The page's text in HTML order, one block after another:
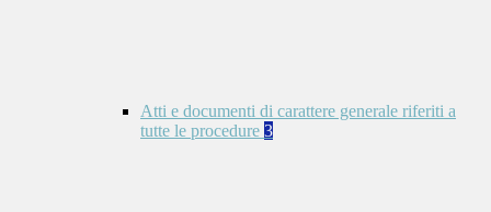
Atti e documenti di carattere generale riferiti a
tutte le procedure 3